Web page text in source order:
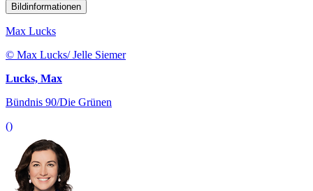
Bildinformationen
Max Lucks
© Max Lucks/ Jelle Siemer
Lucks, Max
Bündnis 90/Die Grünen
()